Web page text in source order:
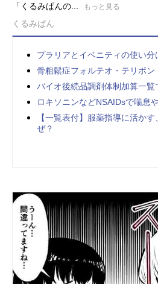
「くるみぱんの...
もっと見る
くるみぱん
プラリアとイベニティの使い
骨粗鬆症フォルテオ・テリボ
バイオ後続品調剤体制加算一覧
ロキソニンなどNSAIDsで喘息
【一覧表付】服薬指導に活か
ぜ？